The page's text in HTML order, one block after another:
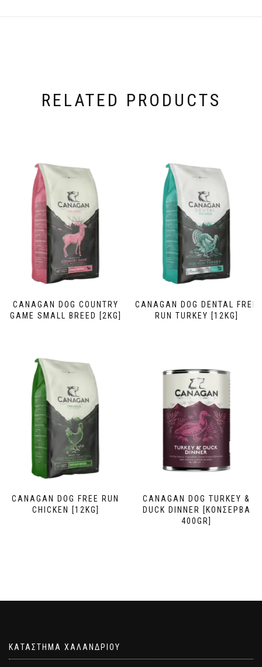
RELATED PRODUCTS
CANAGAN DOG COUNTRY
GAME SMALL BREED [2KG]
CANAGAN DOG DENTAL FREE
RUN TURKEY [12KG]
CANAGAN DOG FREE RUN
CHICKEN [12KG]
CANAGAN DOG TURKEY &
DUCK DINNER [ΚΟΝΣΕΡΒΑ
400GR]
ΚΑΤΑΣΤΗΜΑ ΧΑΛΑΝΔΡΙΟΥ